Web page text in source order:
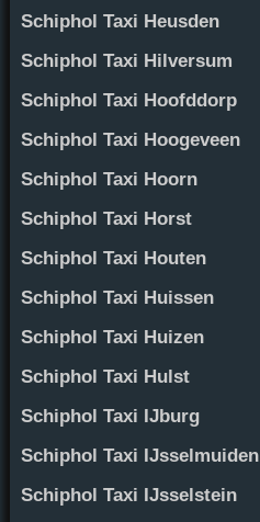
Schiphol Taxi Heusden
Schiphol Taxi Hilversum
Schiphol Taxi Hoofddorp
Schiphol Taxi Hoogeveen
Schiphol Taxi Hoorn
Schiphol Taxi Horst
Schiphol Taxi Houten
Schiphol Taxi Huissen
Schiphol Taxi Huizen
Schiphol Taxi Hulst
Schiphol Taxi IJburg
Schiphol Taxi IJsselmuiden
Schiphol Taxi IJsselstein